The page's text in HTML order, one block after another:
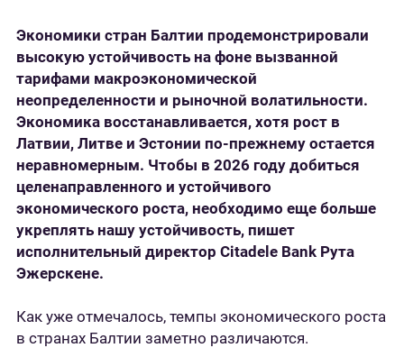
Экономики стран Балтии продемонстрировали
высокую устойчивость на фоне вызванной
тарифами макроэкономической
неопределенности и рыночной волатильности.
Экономика восстанавливается, хотя рост в
Латвии, Литве и Эстонии по-прежнему остается
неравномерным. Чтобы в 2026 году добиться
целенаправленного и устойчивого
экономического роста, необходимо еще больше
укреплять нашу устойчивость, пишет
исполнительный директор Citadele Bank Рута
Эжерскене.
Как уже отмечалось, темпы экономического роста
в странах Балтии заметно различаются.